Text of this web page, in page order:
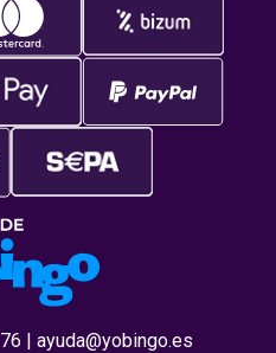
| ayuda@yobingo.es